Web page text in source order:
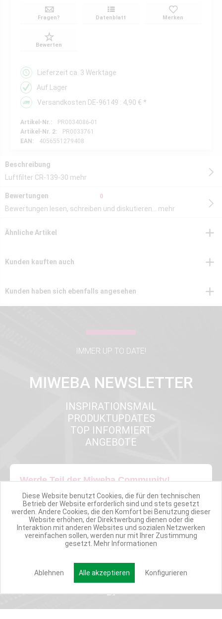
Fragen? Datenblatt Merken
Bewerten
Lieferzeit ca. 3 Werktage
Auf Lager
Versandkosten DE-96149 : 4,90 € *
Artikel-Nr.:
PR0034086-01
Artikel-Nr. 2:
PR0033761
EAN:
4056551279408
Beschreibung
Luftfilter CR-139-30 mehr
Bewertungen 0
Bewertungen lesen, schreiben und diskutieren... mehr
Ähnliche Artikel
Kunden kauften auch
Kunden haben sich ebenfalls angesehen
IMMER UP TO DATE!
MIWEBA NEWSLETTER
INSPIRATIONSMAIL
PRODUKTUPDATES
TOP INFORMIERT
ANGEBOTE
Werde Teil der Miweba Community!
Verpasse nie wieder exklusive Newsletter-Rabatte und Aktionen
E-MAIL*
Anmelden
Diese Website benutzt Cookies, die für den technischen
Betrieb der Website erforderlich sind und stets gesetzt
werden. Andere Cookies, die den Komfort bei Benutzung dieser
Website erhöhen, der Direktwerbung dienen oder die
Interaktion mit anderen Websites und sozialen Netzwerken
vereinfachen sollen, werden nur mit Ihrer Zustimmung
gesetzt. Mehr Informationen
Ablehnen Alle akzeptieren Konfigurieren